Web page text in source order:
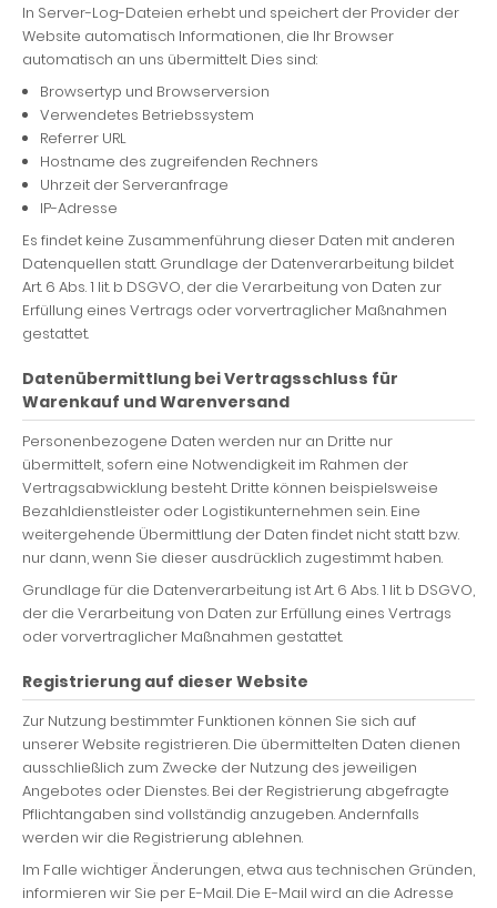
In Server-Log-Dateien erhebt und speichert der Provider der
Website automatisch Informationen, die Ihr Browser
automatisch an uns übermittelt. Dies sind:
Browsertyp und Browserversion
Verwendetes Betriebssystem
Referrer URL
Hostname des zugreifenden Rechners
Uhrzeit der Serveranfrage
IP-Adresse
Es findet keine Zusammenführung dieser Daten mit anderen
Datenquellen statt. Grundlage der Datenverarbeitung bildet
Art. 6 Abs. 1 lit. b DSGVO, der die Verarbeitung von Daten zur
Erfüllung eines Vertrags oder vorvertraglicher Maßnahmen
gestattet.
Datenübermittlung bei Vertragsschluss für
Warenkauf und Warenversand
Personenbezogene Daten werden nur an Dritte nur
übermittelt, sofern eine Notwendigkeit im Rahmen der
Vertragsabwicklung besteht. Dritte können beispielsweise
Bezahldienstleister oder Logistikunternehmen sein. Eine
weitergehende Übermittlung der Daten findet nicht statt bzw.
nur dann, wenn Sie dieser ausdrücklich zugestimmt haben.
Grundlage für die Datenverarbeitung ist Art. 6 Abs. 1 lit. b DSGVO,
der die Verarbeitung von Daten zur Erfüllung eines Vertrags
oder vorvertraglicher Maßnahmen gestattet.
Registrierung auf dieser Website
Zur Nutzung bestimmter Funktionen können Sie sich auf
unserer Website registrieren. Die übermittelten Daten dienen
ausschließlich zum Zwecke der Nutzung des jeweiligen
Angebotes oder Dienstes. Bei der Registrierung abgefragte
Pflichtangaben sind vollständig anzugeben. Andernfalls
werden wir die Registrierung ablehnen.
Im Falle wichtiger Änderungen, etwa aus technischen Gründen,
informieren wir Sie per E-Mail. Die E-Mail wird an die Adresse